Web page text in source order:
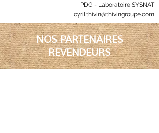
PDG - Laboratoire SYSNAT
cyril.thivin@thivingroupe.com
NOS PARTENAIRES
REVENDEURS